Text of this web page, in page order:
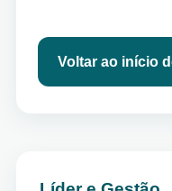
Voltar ao início